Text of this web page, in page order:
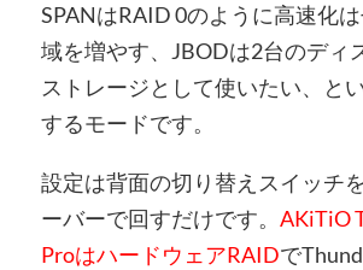
SPANはRAID 0のように高速化
域を増やす、JBODは2台のディ
ストレージとして使いたい、と
するモードです。
設定は背面の切り替えスイッチ
ーバーで回すだけです。 AKiTiO
ProはハードウェアRAIDで